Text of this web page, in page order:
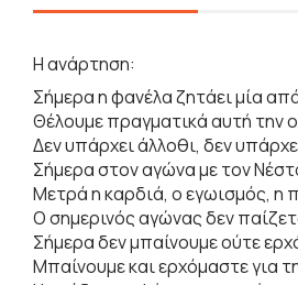
Η ανάρτηση:
Σήμερα η φανέλα ζητάει μία
Θέλουμε πραγματικά αυτή την
Δεν υπάρχει άλλοθι, δεν
Σήμερα στον αγώνα με τον
Μετρά η καρδιά, ο εγωισμός, η
Ο σημερινός αγώνας δεν
Σήμερα δεν μπαίνουμε ούτε
Μπαίνουμε και ερχόμαστε για